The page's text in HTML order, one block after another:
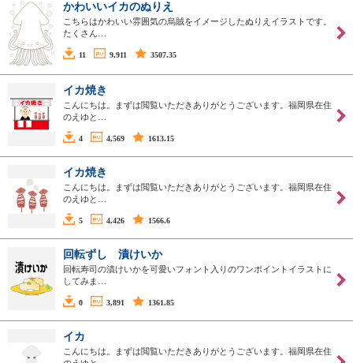
かわいいイカのぬりえ
こちらはかわいい雰囲気の烏賊をイメージしたぬりえイラストです。
たくさん…
11 9,911 3507.35
イカ焼き
こんにちは。まずは閲覧いただきありがとうございます。福岡県在住
のえゆと…
4 4,569 1613.15
イカ焼き
こんにちは。まずは閲覧いただきありがとうございます。福岡県在住
のえゆと…
5 4,426 1566.6
回転ずし 漬けいか
回転寿司の漬けいかを可愛いフォント入りのワンポイントイラストに
してみま…
0 3,891 1361.85
イカ
こんにちは。まずは閲覧いただきありがとうございます。福岡県在住